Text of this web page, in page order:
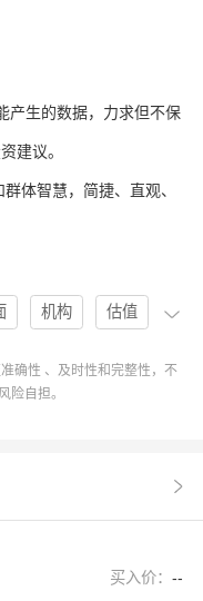
产生的数据，力求但不保
建议。
体智慧，简捷、直观、
机构 估值
入 目标价
确性 、及时性和完整性，不
险自担。
买入价：--